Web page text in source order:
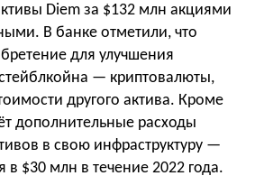
Diem за $132 млн акциями
В банке отметили, что
для улучшения
— криптовалюты,
другого актива. Кроме
дополнительные расходы
в свою инфраструктуру —
$30 млн в течение 2022 года.